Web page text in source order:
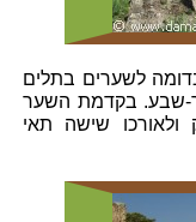
לשערים בתלים
שבע. בקדמת השער
ולאורכו שישה תאי